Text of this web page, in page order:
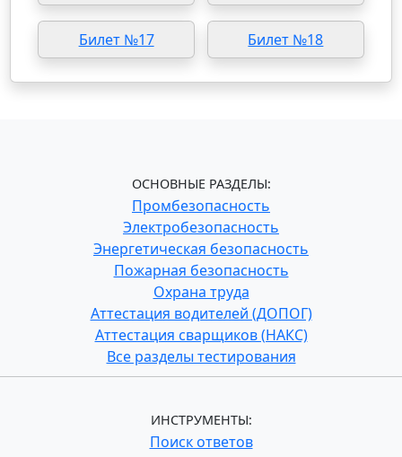
Билет №17 Билет №18
ОСНОВНЫЕ РАЗДЕЛЫ:
Промбезопасность
Электробезопасность
Энергетическая безопасность
Пожарная безопасность
Охрана труда
Аттестация водителей (ДОПОГ)
Аттестация сварщиков (НАКС)
Все разделы тестирования
ИНСТРУМЕНТЫ:
Поиск ответов